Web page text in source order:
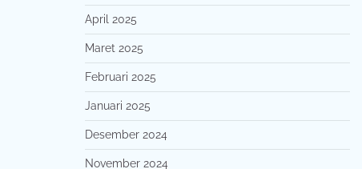
April 2025
Maret 2025
Februari 2025
Januari 2025
Desember 2024
November 2024